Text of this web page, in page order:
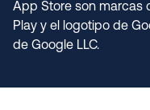
App Store son marcas
Play y el logotipo de
de Google LLC.